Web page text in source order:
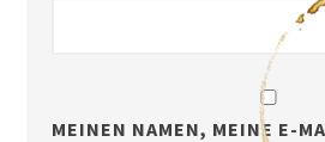
MEINEN NAMEN, MEINE E-